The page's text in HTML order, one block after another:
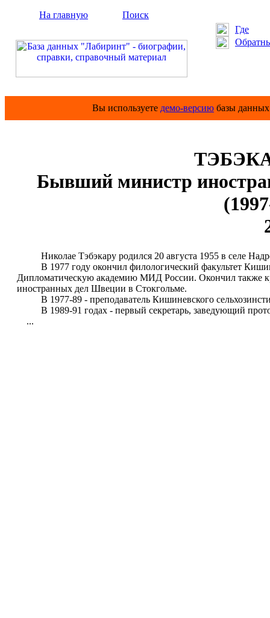
На главную
Поиск
Где
Вы используете демо-версию базы
Бывший министр
Николае Тэбэкару родился 20 августа 1955 в селе
В 1977 году окончил филологический факультет
Дипломатическую академию МИД России. Окончил также
иностранных дел Швеции в Стокгольме.
В 1977-89 - преподаватель Кишиневского
В 1989-91 годах - первый секретарь, заведующий
...